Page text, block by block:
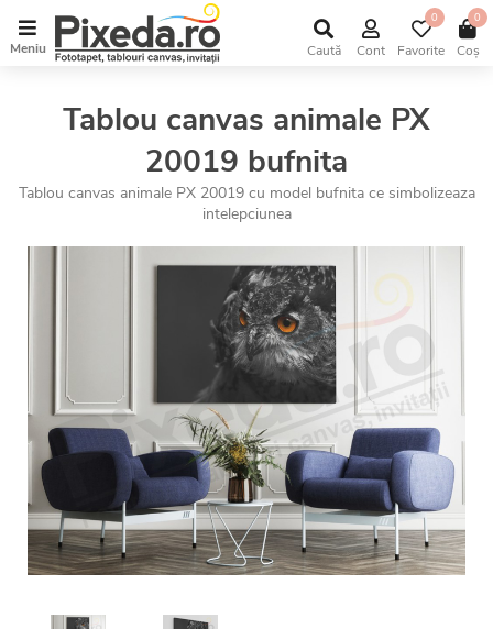
Meniu Caută Cont Favorite
0
Coș
0
Tablou canvas animale PX
20019 bufnita
Tablou canvas animale PX 20019 cu model bufnita ce simbolizeaza
intelepciunea